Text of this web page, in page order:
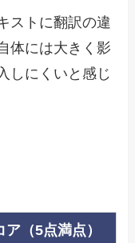
ストに翻訳の違
体には大きく影
しにくいと感じ
ア（5点満点）